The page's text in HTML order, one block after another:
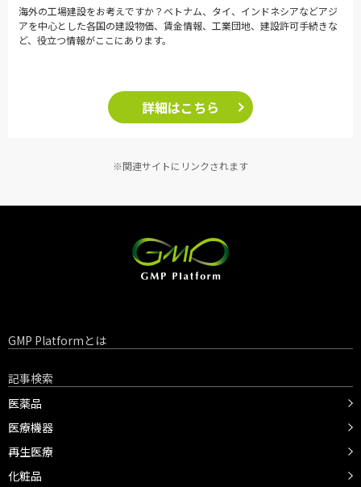
海外の工場建設をお考えですか？ベトナム、タイ、インドネシアなどアジ
アを中心とした各国の建設物価、賃金情報、工業団地、建設許可手続きな
ど、役立つ情報がここにあります。
詳細はこちら
※関連サイトにリンクされます
GMP Platformとは
記事検索
医薬品
医療機器
再生医療
化粧品